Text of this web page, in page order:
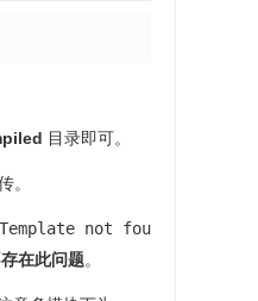
目录即可。
。
Template not fou
在此问题。